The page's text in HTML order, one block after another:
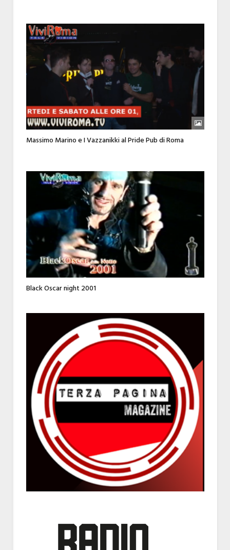
Massimo Marino e I Vazzanikki al Pride Pub di Roma
Black Oscar night 2001